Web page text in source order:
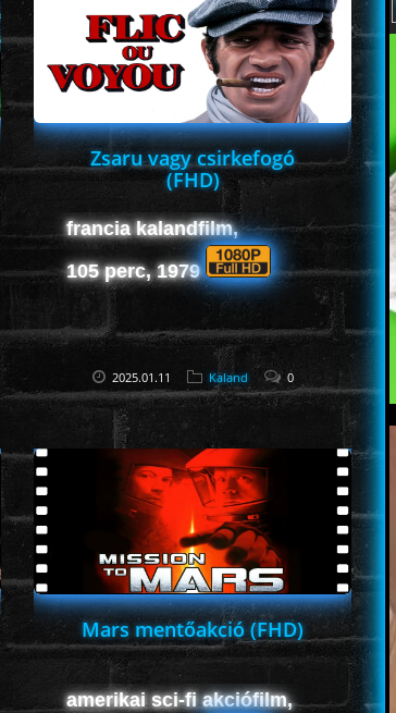
Zsaru vagy csirkefogó
(FHD)
francia kalandfilm,
105 perc, 1979
2025.01.11 Kaland 0
Mars mentőakció (FHD)
amerikai sci-fi akciófilm,